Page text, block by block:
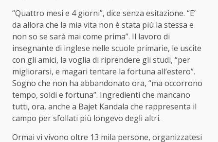
“Quattro mesi e 4 giorni”, dice senza esitazione. “E’
da allora che la mia vita non è stata più la stessa e
non so se sarà mai come prima”. Il lavoro di
insegnante di inglese nelle scuole primarie, le uscite
con gli amici, la voglia di riprendere gli studi, “per
migliorarsi, e magari tentare la fortuna all’estero”.
Sogno che non ha abbandonato ora, “ma occorrono
tempo, soldi e fortuna”. Ingredienti che mancano
tutti, ora, anche a Bajet Kandala che rappresenta il
campo per sfollati più longevo degli altri.
Ormai vi vivono oltre 13 mila persone, organizzatesi